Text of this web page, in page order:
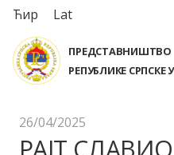
Ћир Lat
ПРЕДСТАВНИШТВО
РЕПУБЛИКЕ СРПСКЕ
26/04/2025